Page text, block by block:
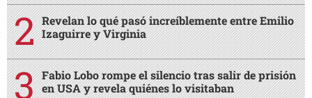
Revelan lo qué pasó increíblemente entre Emilio
Izaguirre y Virginia
Fabio Lobo rompe el silencio tras salir de prisión
en USA y revela quiénes lo visitaban